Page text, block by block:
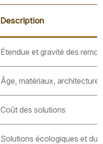
Description
Étendue et gravité des
Âge, matériaux, architecture
Coût des solutions
Solutions écologiques et